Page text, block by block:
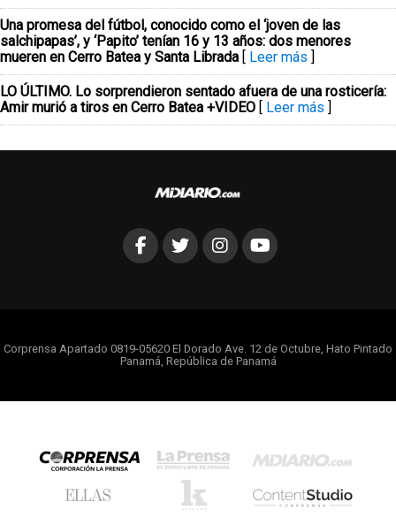
Una promesa del fútbol, conocido como el ‘joven de las
salchipapas’, y ‘Papito’ tenían 16 y 13 años: dos menores
mueren en Cerro Batea y Santa Librada [ Leer más ]
LO ÚLTIMO. Lo sorprendieron sentado afuera de una rosticería:
Amir murió a tiros en Cerro Batea +VIDEO [ Leer más ]
Corprensa Apartado 0819-05620 El Dorado Ave. 12 de Octubre, Hato Pintado
Panamá, República de Panamá